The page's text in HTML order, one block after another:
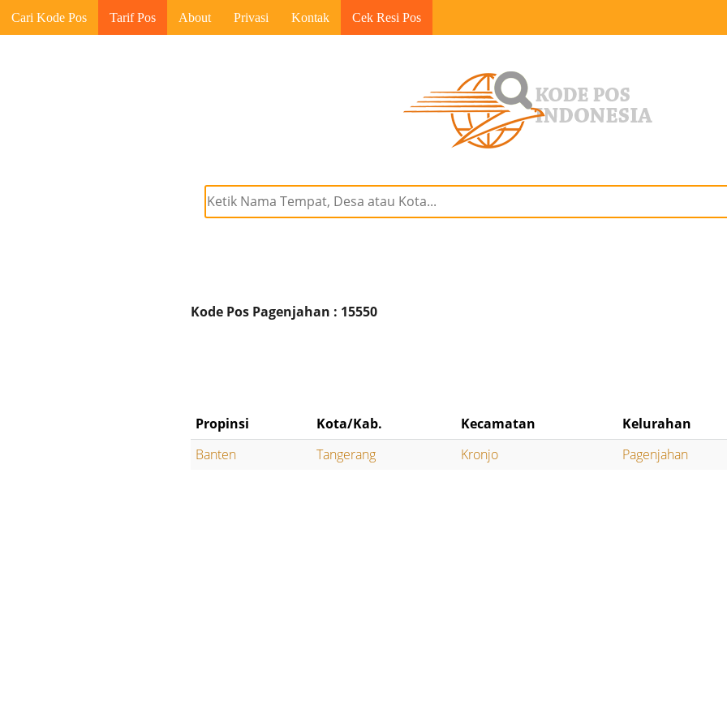
Cari Kode Pos Tarif Pos About Privasi Kontak Cek Resi Pos
Kode Pos Pagenjahan : 15550
Propinsi Kota/Kab. Kecamatan
Kelurahan
Banten
Tangerang Kronjo Pagenjahan